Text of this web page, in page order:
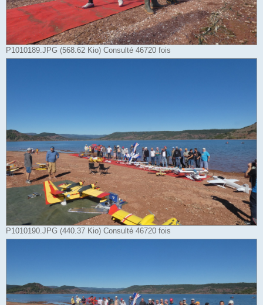
P1010189.JPG (568.62 Kio) Consulté 46720 fois
P1010190.JPG (440.37 Kio) Consulté 46720 fois